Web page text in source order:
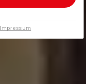
Impressum